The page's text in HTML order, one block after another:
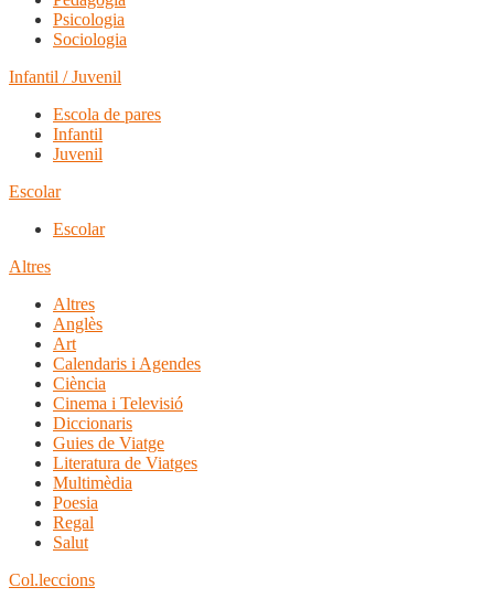
Psicologia
Sociologia
Infantil / Juvenil
Escola de pares
Infantil
Juvenil
Escolar
Escolar
Altres
Altres
Anglès
Art
Calendaris i Agendes
Ciència
Cinema i Televisió
Diccionaris
Guies de Viatge
Literatura de Viatges
Multimèdia
Poesia
Regal
Salut
Col.leccions